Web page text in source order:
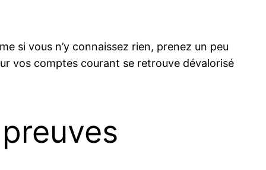
si vous n’y connaissez rien, prenez un peu
vos comptes courant se retrouve dévalorisé